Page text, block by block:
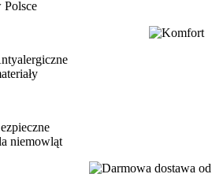
Polsce
niemowląt